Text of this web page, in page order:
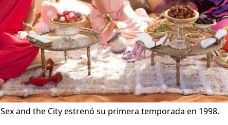
Sex and the City estrenó su primera temporada en 1998.